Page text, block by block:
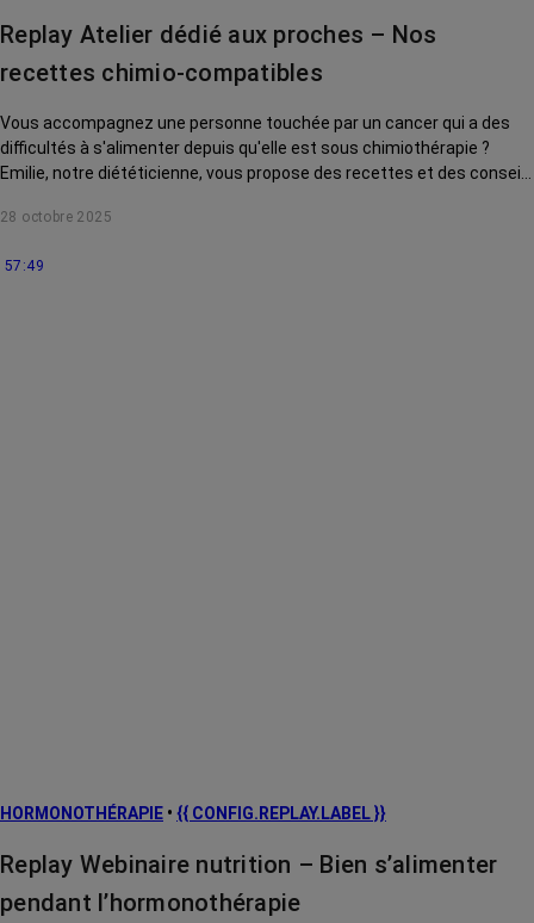
Replay Atelier dédié aux proches – Nos
recettes chimio-compatibles
Vous accompagnez une personne touchée par un cancer qui a des
difficultés à s'alimenter depuis qu'elle est sous chimiothérapie ?
Emilie, notre diététicienne, vous propose des recettes et des conseils
28 octobre 2025
57:49
HORMONOTHÉRAPIE • {{ CONFIG.REPLAY.LABEL }}
Replay Webinaire nutrition – Bien s’alimenter
pendant l’hormonothérapie